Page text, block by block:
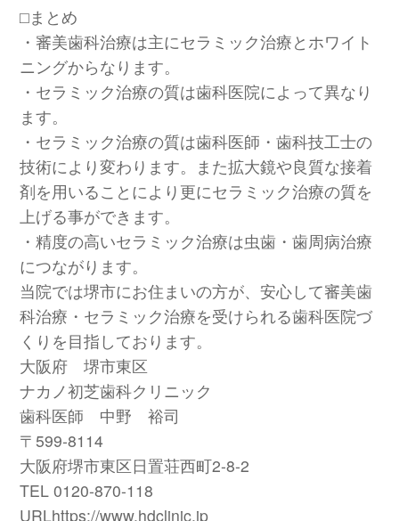
⬜︎まとめ
・審美歯科治療は主にセラミック治療とホワイト
ニングからなります。
・セラミック治療の質は歯科医院によって異なり
ます。
・セラミック治療の質は歯科医師・歯科技工士の
技術により変わります。また拡大鏡や良質な接着
剤を用いることにより更にセラミック治療の質を
上げる事ができます。
・精度の高いセラミック治療は虫歯・歯周病治療
につながります。
当院では堺市にお住まいの方が、安心して審美歯
科治療・セラミック治療を受けられる歯科医院づ
くりを目指しております。
大阪府 堺市東区
ナカノ初芝歯科クリニック
歯科医師 中野 裕司
〒599-8114
大阪府堺市東区日置荘西町2-8-2
TEL 0120-870-118
URLhttps://www.hdclinic.jp